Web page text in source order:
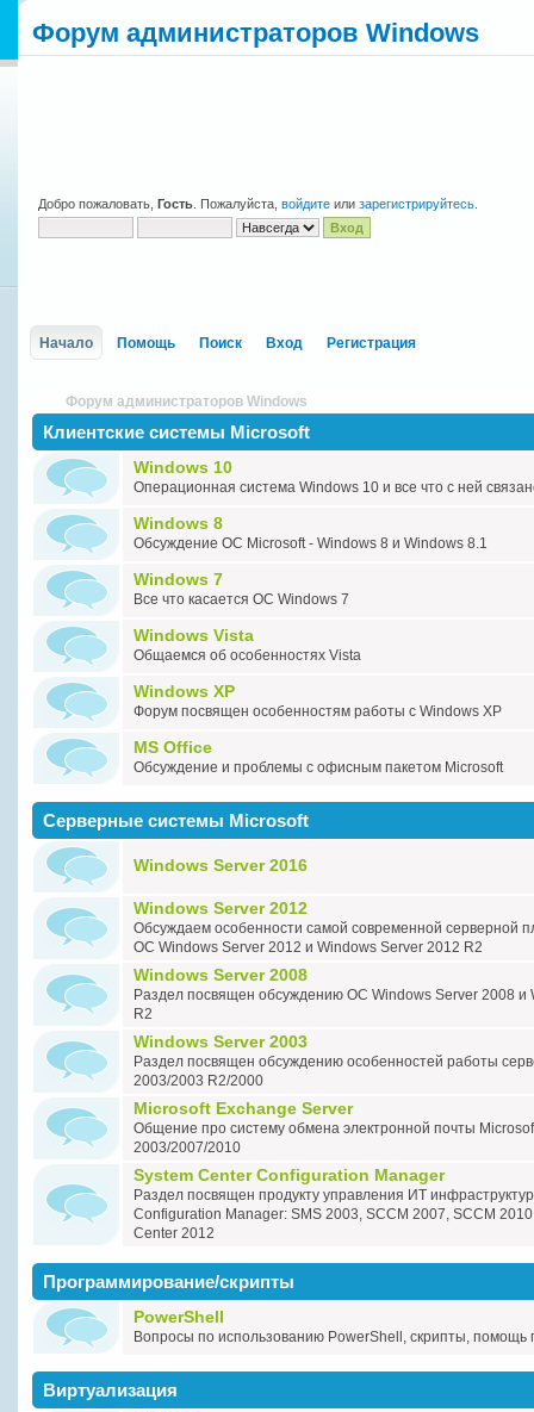
Форум администраторов Windows
Добро пожаловать, Гость . Пожалуйста, войдите или зарегистрируйтесь
Начало Помощь Поиск Вход Регистрация
Форум администраторов Windows
Клиентские системы Microsoft
Windows 10
Операционная система Windows 10 и все что с ней
Windows 8
Обсуждение ОС Miсrosoft - Windows 8 и Windows 8.1
Windows 7
Все что касается ОС Windows 7
Windows Vista
Общаемся об особенностях Vista
Windows XP
Форум посвящен особенностям работы с Windows XP
MS Office
Обсуждение и проблемы с офисным пакетом Microsoft
Серверные системы Microsoft
Windows Server 2016
Windows Server 2012
Обсуждаем особенности самой современной серверной
ОС Windows Server 2012 и Windows Server 2012 R2
Windows Server 2008
Раздел посвящен обсуждению ОС Windows Server 2008 и
R2
Windows Server 2003
Раздел посвящен обсуждению особенностей работы
2003/2003 R2/2000
Microsoft Exchange Server
Общение про систему обмена электронной почты
2003/2007/2010
System Center Configuration Manager
Раздел посвящен продукту управления ИТ
Configuration Manager: SMS 2003, SCCM 2007, SCCM
Center 2012
Программирование/скрипты
PowerShell
Вопросы по использованию PowerShell, скрипты, помощь
Виртуализация